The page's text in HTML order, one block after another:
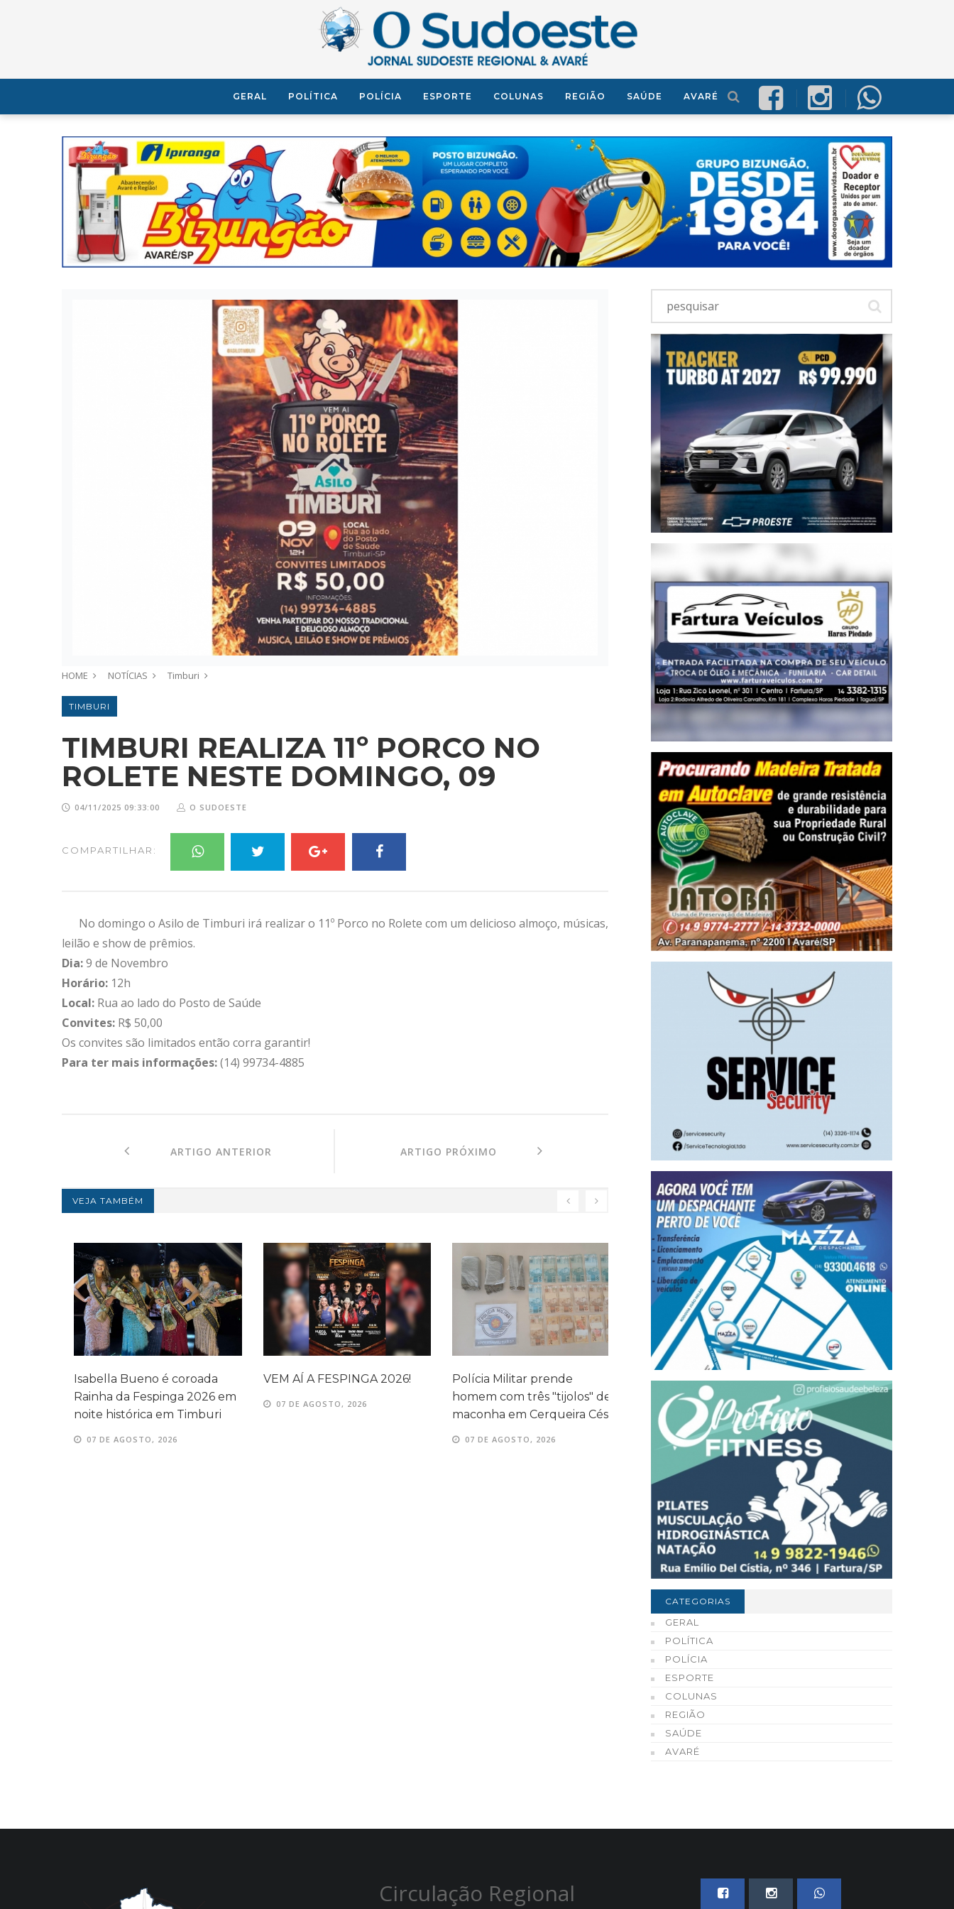
GERAL POLÍTICA POLÍCIA ESPORTE COLUNAS REGIÃO SAÚDE AVARÉ
HOME NOTÍCIAS Timburi
TIMBURI
TIMBURI REALIZA 11º PORCO NO
ROLETE NESTE DOMINGO, 09
04/11/2025 09:33:00 O SUDOESTE
COMPARTILHAR:
No domingo o Asilo de Timburi irá realizar o 11º Porco no Rolete com um delicioso almoço, músicas,
leilão e show de prêmios.
Dia:9 de Novembro
Horário: 12h
Local: Rua ao lado do Posto de Saúde
Convites: R$ 50,00
Os convites são limitados então corra garantir!
Para ter mais informações:(14) 99734-4885
ARTIGO ANTERIOR ARTIGO PRÓXIMO
VEJA TAMBÉM
Isabella Bueno é coroada
Rainha da Fespinga 2026 em
noite histórica em Timburi
07 DE AGOSTO, 2026
VEM AÍ A FESPINGA 2026!
07 DE AGOSTO, 2026
Polícia Militar prende
homem com três "tijolos" de
maconha em Cerqueira César
07 DE AGOSTO, 2026
Polícia Militar apreende
diversos entorpecentes e
prende homem por tráfico
de drogas em Cerqueira
07 DE AGOSTO, 2026
Polícia Militar prende
traficante e apreende
de 125 kg de
enterrados em Avaré
07 DE AGOSTO, 2026
CATEGORIAS
GERAL
POLÍTICA
POLÍCIA
ESPORTE
COLUNAS
REGIÃO
SAÚDE
AVARÉ
Circulação Regional